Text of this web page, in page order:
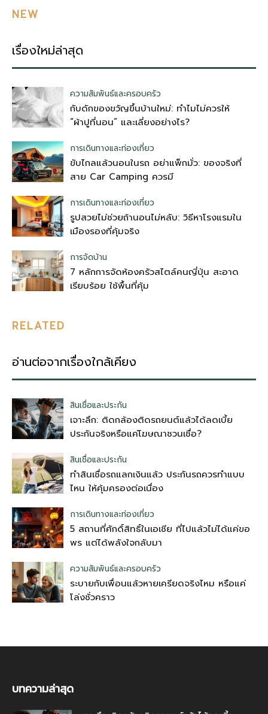
NEW
เรื่องใหม่ล่าสุด
ความสัมพันธ์และครอบครัว
กับดักของขวัญขึ้นบ้านใหม่: ทำไมไม่ควรให้
“ผ้าปูที่นอน” และเลี่ยงอย่างไร?
การเดินทางและท่องเที่ยว
ขับไกลแล้วนอนในรถ อย่าแพ็กมั่ว: ของจริงที่
สาย Car Camping ควรมี
การเดินทางและท่องเที่ยว
รูปสวยไม่ช่วยถ้านอนไม่หลับ: วิธีหาโรงแรมใน
เมืองรองที่คุ้มจริง
การจัดบ้าน
7 หลักการจัดห้องครัวสไตล์คนญี่ปุ่น สะอาด
เรียบร้อย ใช้พื้นที่คุ้ม
RELATED
อ่านต่อจากเรื่องใกล้เคียง
สินเชื่อและประกัน
เจาะลึก: ติดกล้องติดรถยนต์แล้วได้ลดเบี้ย
ประกันจริงหรือแค่โฆษณาชวนเชื่อ?
สินเชื่อและประกัน
ทำสินเชื่อรถแลกเงินแล้ว ประกันรถควรทำแบบ
ไหน ให้คุ้มครองต่อเนื่อง
การเดินทางและท่องเที่ยว
5 สถานที่ศักดิ์สิทธิ์ในเอเชีย ที่ไปแล้วไม่ได้แค่ขอ
พร แต่ได้พลังใจกลับมา
ความสัมพันธ์และครอบครัว
ระบายกับเพื่อนแล้วหายเครียดจริงไหม หรือแค่
โล่งชั่วคราว
บทความล่าสุด